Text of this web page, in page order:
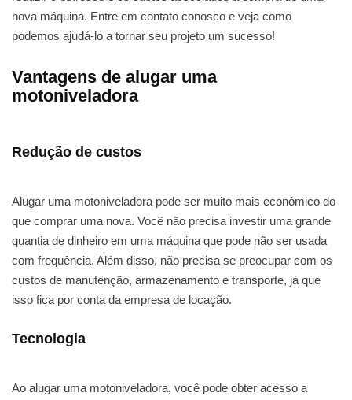
nova máquina. Entre em contato conosco e veja como
podemos ajudá-lo a tornar seu projeto um sucesso!
Vantagens de alugar uma
motoniveladora
Redução de custos
Alugar uma motoniveladora pode ser muito mais econômico do
que comprar uma nova. Você não precisa investir uma grande
quantia de dinheiro em uma máquina que pode não ser usada
com frequência. Além disso, não precisa se preocupar com os
custos de manutenção, armazenamento e transporte, já que
isso fica por conta da empresa de locação.
Tecnologia
Ao alugar uma motoniveladora, você pode obter acesso a